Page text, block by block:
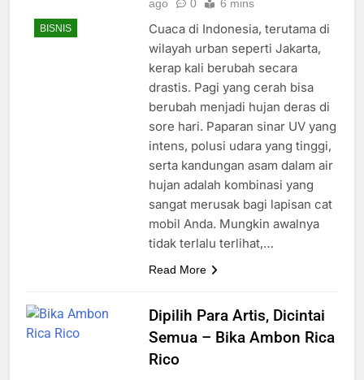
BISNIS
ago 0 6 mins
Cuaca di Indonesia, terutama di
wilayah urban seperti Jakarta,
kerap kali berubah secara
drastis. Pagi yang cerah bisa
berubah menjadi hujan deras di
sore hari. Paparan sinar UV yang
intens, polusi udara yang tinggi,
serta kandungan asam dalam air
hujan adalah kombinasi yang
sangat merusak bagi lapisan cat
mobil Anda. Mungkin awalnya
tidak terlalu terlihat,…
Read More
Dipilih Para Artis, Dicintai
Semua – Bika Ambon Rica
Rico